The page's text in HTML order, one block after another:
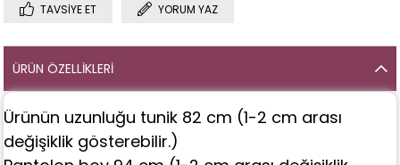
TAVSIYE ET YORUM YAZ
ÜRÜN ÖZELLIKLERI
Ürünün uzunluğu tunik 82 cm (1-2 cm arası
değişiklik gösterebilir.)